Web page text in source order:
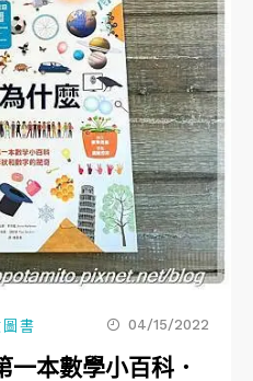
書 04/15/2022
一本數學小百科．